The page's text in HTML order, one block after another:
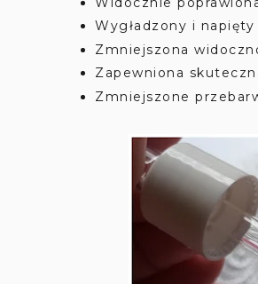
Wygładzony i
Zmniejszona
Zapewniona
Zmniejszone